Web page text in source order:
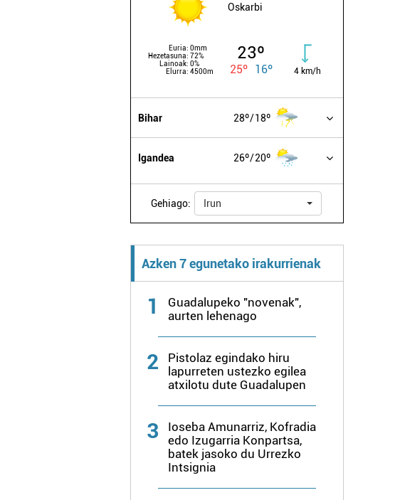
Oskarbi
Euria: 0mm
Hezetasuna: 72%
Lainoak: 0%
Elurra: 4500m
23º
25º 16º 4 km/h
Bihar 28º 18º
Igandea 26º 20º
Gehiago: Irun
Azken 7 egunetako irakurrienak
1
Guadalupeko "novenak",
aurten lehenago
2
Pistolaz egindako hiru
lapurreten ustezko egilea
atxilotu dute Guadalupen
3
Ioseba Amunarriz, Kofradia
edo Izugarria Konpartsa,
batek jasoko du Urrezko
Intsignia